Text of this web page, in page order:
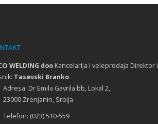
CASTOLIN Švajcarska
COOPERHEAT Engleska
WELDING doo Kancelarija i veleprodaja Direktor i
Tasevski Branko
Adresa: Dr Emila Gavrila bb, Lokal 2,
23000 Zrenjanin, Srbija
Telefon: (023) 510-559